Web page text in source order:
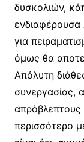
δυσκολιών,
ενδιαφέρουσα
για
όμως θα
Απόλυτη
συνεργασίας,
απρόβλεπτους
περισσότερο